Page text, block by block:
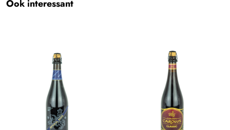
Ook interessant